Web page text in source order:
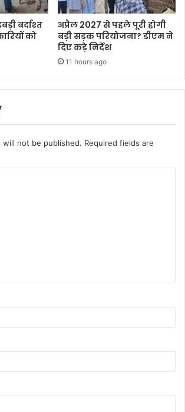
बर्दाश्त
को
अप्रैल 2027 से पहले पूरी होगी
बड़ी सड़क परियोजना? डीएम ने
दिए कड़े निर्देश
11 hours ago
will not be published. Required fields are